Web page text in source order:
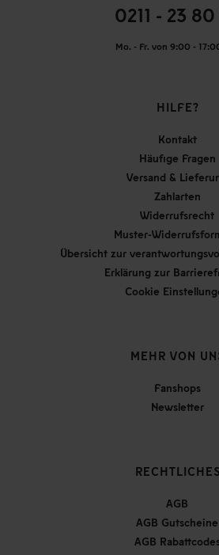
0211 - 23 80
Mo. - Fr. von 9:00 -
HILFE?
Kontakt
Häufige Fragen
Versand &
Zahlarten
Widerrufsrecht
Muster-
Übersicht zur
Erklärung zur
Cookie
MEHR VON
Fanshops
Newsletter
RECHTLICHES
AGB
AGB Gutscheine
AGB